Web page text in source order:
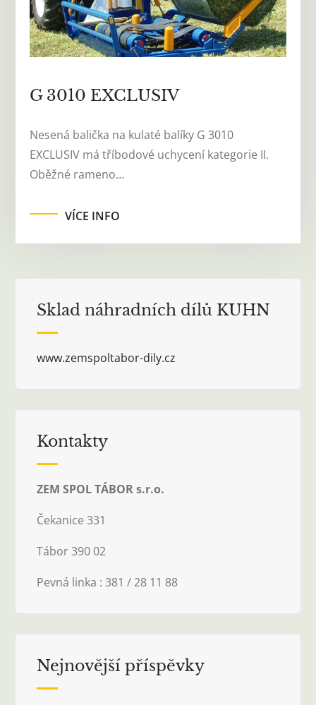
G 3010 EXCLUSIV
Nesená balička na kulaté balíky G 3010
EXCLUSIV má tříbodové uchycení kategorie II.
Oběžné rameno…
VÍCE INFO
Sklad náhradních dílů KUHN
www.zemspoltabor-dily.cz
Kontakty
ZEM SPOL TÁBOR s.r.o.
Čekanice 331
Tábor 390 02
Pevná linka : 381 / 28 11 88
Nejnovější příspěvky